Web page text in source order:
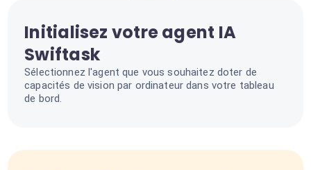
Initialisez votre agent IA
Swiftask
Sélectionnez l'agent que vous souhaitez doter de
capacités de vision par ordinateur dans votre tableau
de bord.